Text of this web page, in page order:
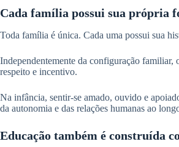
Cada família possui sua própria
Toda família é única. Cada uma possui sua
Independentemente da configuração familiar,
respeito e incentivo.
Na infância, sentir-se amado, ouvido e
da autonomia e das relações humanas ao
Educação também é construída